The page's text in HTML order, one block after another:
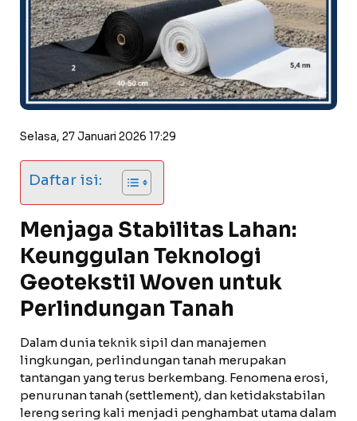
Selasa, 27 Januari 2026 17:29
Daftar isi:
Menjaga Stabilitas Lahan:
Keunggulan Teknologi
Geotekstil Woven untuk
Perlindungan Tanah
Dalam dunia teknik sipil dan manajemen
lingkungan, perlindungan tanah merupakan
tantangan yang terus berkembang. Fenomena erosi,
penurunan tanah (settlement), dan ketidakstabilan
lereng sering kali menjadi penghambat utama dalam